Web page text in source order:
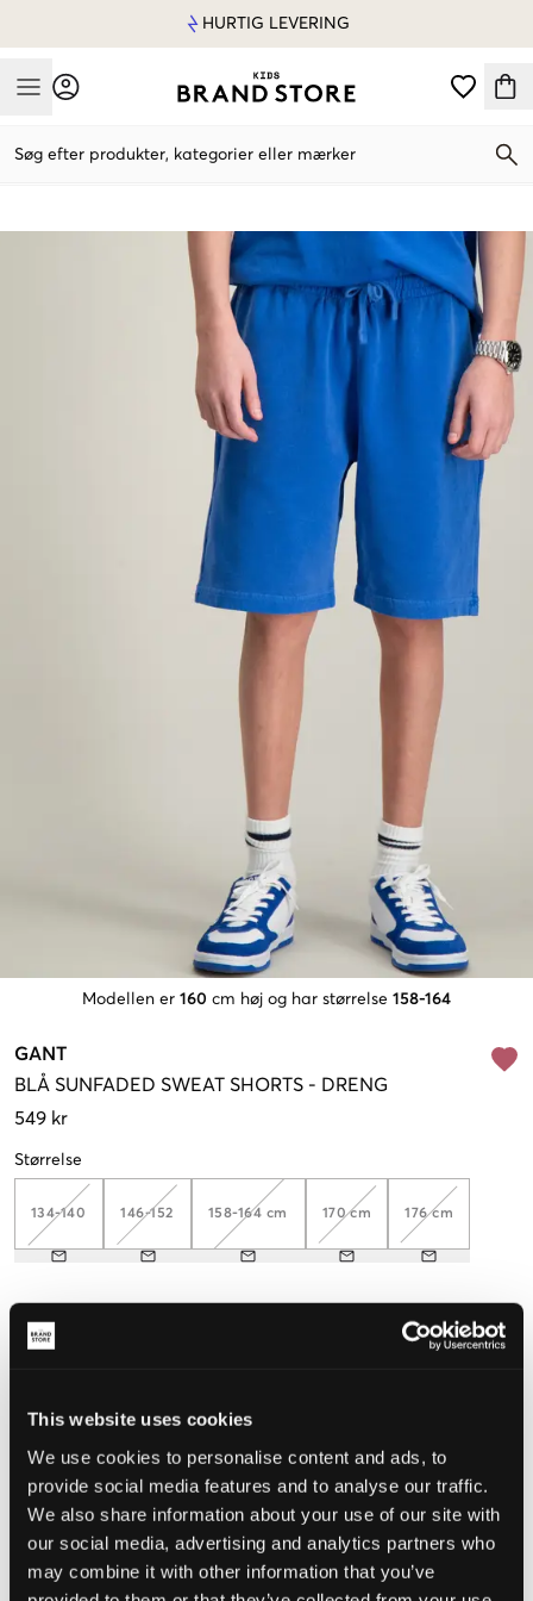
This website uses cookies
We use cookies to personalise content and ads, to
provide social media features and to analyse our traffic.
We also share information about your use of our site with
our social media, advertising and analytics partners who
may combine it with other information that you’ve
HURTIG LEVERING
Mobile Menu
Søg efter produkter, kategorier eller mærker
Modellen er 160 cm høj og har størrelse 158-164
GANT
BLÅ SUNFADED SWEAT SHORTS - DRENG
549 kr
Størrelse
134-140 146-152 158-164 cm 170 cm 176 cm
Opfattet størrelse
STØRRELSESGUIDE
VÆLG EN STØRRELSE
Hurtig levering
Fri fragt over 499 kr
Fortrydelsesret i 60 dager